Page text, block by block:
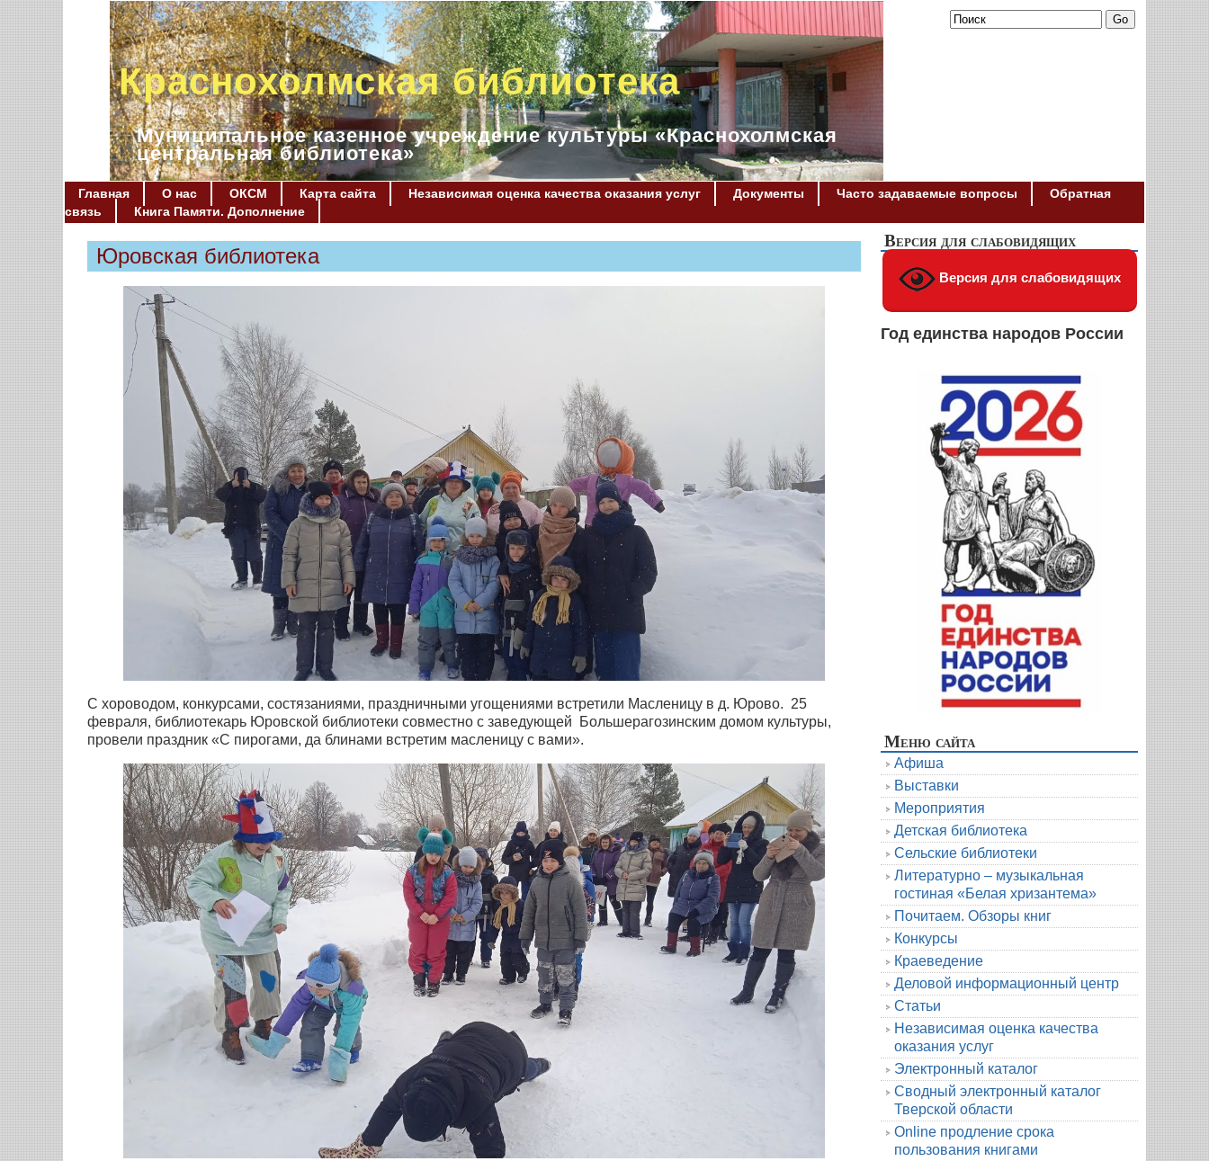
Краснохолмская библиотека
Муниципальное казенное учреждение культуры «Краснохолмская
центральная библиотека»
Главная О нас ОКСМ Карта сайта Независимая оценка качества оказания услуг Документы Часто задаваемые вопросы
Обратная
связь
Книга Памяти. Дополнение
Юровская библиотека
С хороводом, конкурсами, состязаниями, праздничными угощениями встретили Масленицу в д. Юрово. 25
февраля, библиотекарь Юровской библиотеки совместно с заведующей Большерагозинским домом культуры,
провели праздник «С пирогами, да блинами встретим масленицу с вами».
Версия для слабовидящих
Версия для слабовидящих
Год единства народов России
Меню сайта
Афиша
Выставки
Мероприятия
Детская библиотека
Сельские библиотеки
Литературно – музыкальная
гостиная «Белая хризантема»
Почитаем. Обзоры книг
Конкурсы
Краеведение
Деловой информационный центр
Статьи
Независимая оценка качества
оказания услуг
Электронный каталог
Сводный электронный каталог
Тверской области
Online продление срока
пользования книгами